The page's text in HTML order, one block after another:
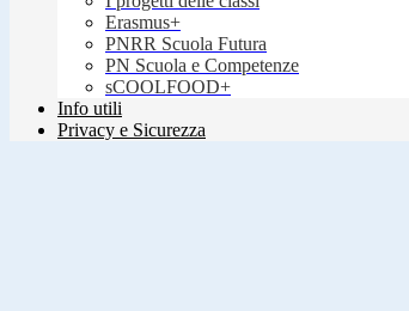
Erasmus+
PNRR Scuola Futura
PN Scuola e Competenze
sCOOLFOOD+
Info utili
Privacy e Sicurezza